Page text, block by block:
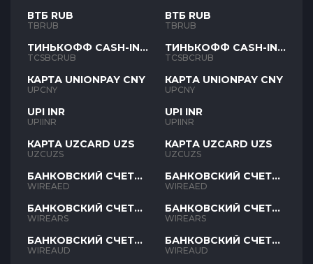
ВТБ RUB
TBRUB
ТИНЬКОФФ CASH-IN
RUB
TCSBCRUB
КАРТА UNIONPAY CNY
UPCNY
UPI INR
UPIINR
КАРТА UZCARD UZS
UZCUZS
БАНКОВСКИЙ СЧЕТ
AED
WIREAED
БАНКОВСКИЙ СЧЕТ
ARS
WIREARS
БАНКОВСКИЙ СЧЕТ
AUD
WIREAUD
ВТБ RUB
TBRUB
ТИНЬКОФФ CASH-IN
RUB
TCSBCRUB
КАРТА UNIONPAY CNY
UPCNY
UPI INR
UPIINR
КАРТА UZCARD UZS
UZCUZS
БАНКОВСКИЙ СЧЕТ
AED
WIREAED
БАНКОВСКИЙ СЧЕТ
ARS
WIREARS
БАНКОВСКИЙ СЧЕТ
AUD
WIREAUD